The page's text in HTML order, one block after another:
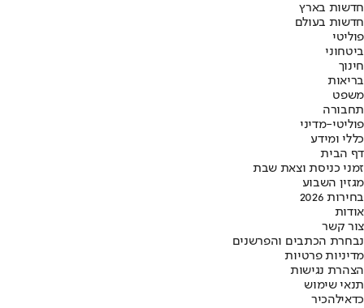
חדשות בארץ
חדשות בעולם
פוליטי
ביטחוני
חינוך
בריאות
משפט
תחבורה
פוליטי-מדיני
כללי ומידע
דף הבית
זמני כניסת וצאת שבת
מגזין השבוע
בחירות 2026
אודות
צור קשר
נבחרת הכתבים והפרשנים
מדיניות פרטיות
הצהרת נגישות
תנאי שימוש
כדאילהכיר